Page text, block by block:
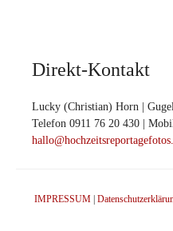
Direkt-Kontakt
Lucky (Christian) Horn |
Telefon 0911 76 20 430 |
IMPRESSUM|